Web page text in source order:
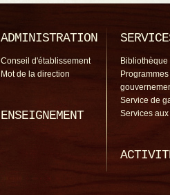
ADMINISTRATION
Conseil d'établissement
Mot de la direction
ENSEIGNEMENT
Bibliothèque
Programmes
Service de
Services